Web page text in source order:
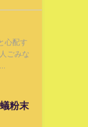
心配す
ごみな
粉末